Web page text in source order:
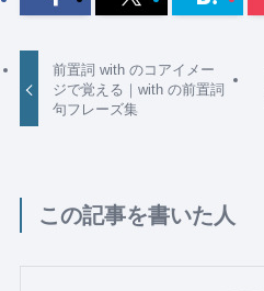
前置詞 with のコアイメー
ジで覚える｜with の前置詞
句フレーズ集
この記事を書いた人